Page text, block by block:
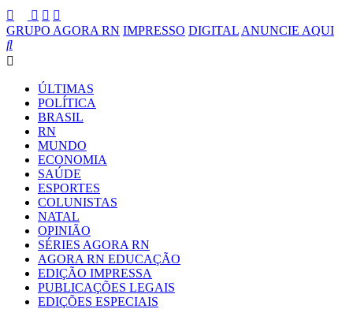
GRUPO AGORA RN IMPRESSO DIGITAL ANUNCIE AQUI
ÚLTIMAS
POLÍTICA
BRASIL
RN
MUNDO
ECONOMIA
SAÚDE
ESPORTES
COLUNISTAS
NATAL
OPINIÃO
SÉRIES AGORA RN
AGORA RN EDUCAÇÃO
EDIÇÃO IMPRESSA
PUBLICAÇÕES LEGAIS
EDIÇÕES ESPECIAIS